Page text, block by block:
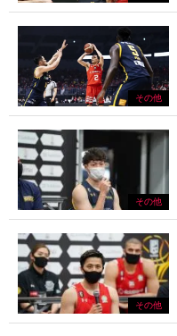
その他
その他
その他